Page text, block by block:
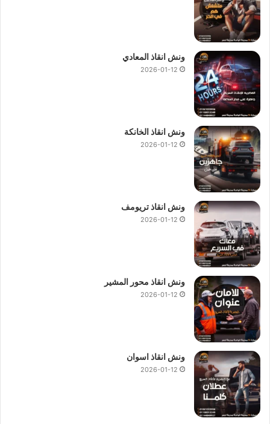
ونش انقاذ المعادي
2026-01-12
ونش انقاذ الخانكة
2026-01-12
ونش انقاذ تريومف
2026-01-12
ونش انقاذ محور المشير
2026-01-12
ونش انقاذ اسوان
2026-01-12